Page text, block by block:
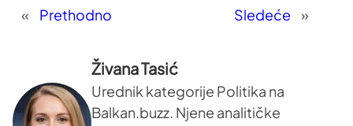
« Prethodno Sledeće »
Živana Tasić
Urednik kategorije Politika na
Balkan.buzz. Njene analitičke